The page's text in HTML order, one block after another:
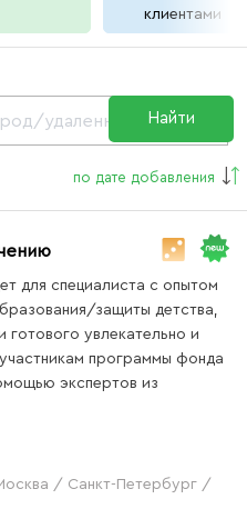
клиентами
Найти
по дате добавления
канал, чтобы
вакансии!
для специалиста с опытом
защиты детства,
увлекательно и
программы фонда
экспертов из
/ Санкт-Петербург /